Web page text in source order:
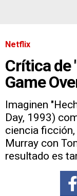
Netflix
Crítica de
Game
Imaginen
Day, 1993)
ciencia
Murray con
resultado es